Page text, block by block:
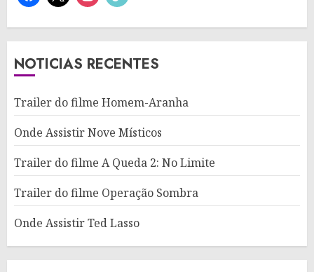
NOTICIAS RECENTES
Trailer do filme Homem-Aranha
Onde Assistir Nove Místicos
Trailer do filme A Queda 2: No Limite
Trailer do filme Operação Sombra
Onde Assistir Ted Lasso